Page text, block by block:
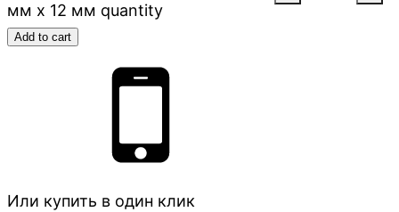
мм x 12 мм quantity
Add to cart
Или купить в один клик